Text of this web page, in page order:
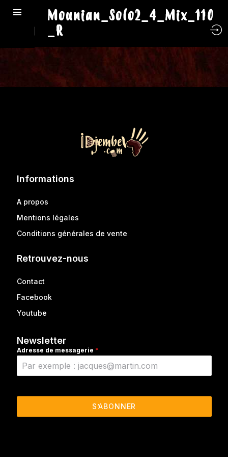
Mounian_Solo2_4_Mix_110
_R
Informations
A propos
Mentions légales
Conditions générales de vente
Retrouvez-nous
Contact
Facebook
Youtube
Newsletter
Adresse de messagerie *
S’ABONNER